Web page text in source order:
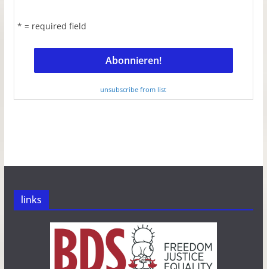
* = required field
unsubscribe from list
links